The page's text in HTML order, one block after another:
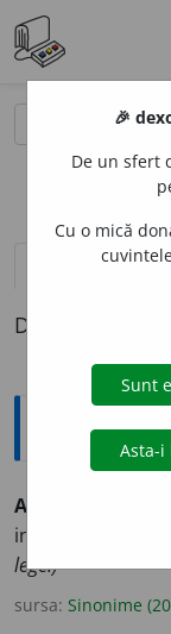
definiții (1)
Definiția cu ID-
Sinonime
ABROG
invalida, a
lege.)
sursa: Sinonime
🎉
De un sfert
Cu o mică